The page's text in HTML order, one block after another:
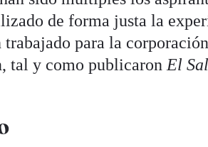
de forma justa la
trabajado para la
tal y como publicaronEl